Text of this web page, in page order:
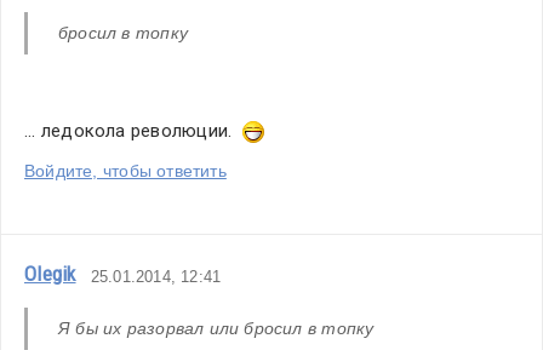
бросил в топку
... ледокола революции.
Войдите, чтобы ответить
Olegik 25.01.2014, 12:41
Я бы их разорвал или бросил в топку